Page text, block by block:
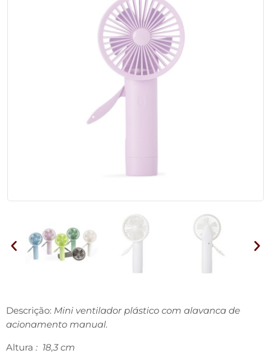
Descrição: Mini ventilador plástico com alavanca de
acionamento manual.
Altura : 18,3 cm